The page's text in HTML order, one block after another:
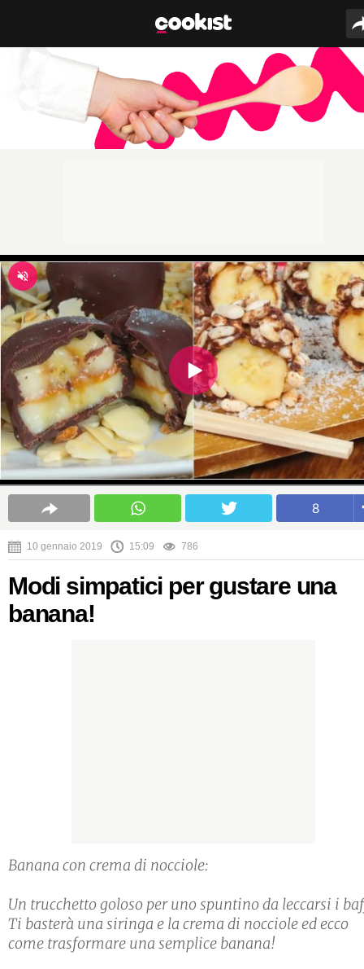
8
10 gennaio 2019 15:09 786
Modi simpatici per gustare una
banana!
Banana con crema di nocciole:
Un trucchetto goloso per uno spuntino da leccarsi i
Ti basterà una siringa e la crema di nocciole ed ecco
come trasformare una semplice banana!